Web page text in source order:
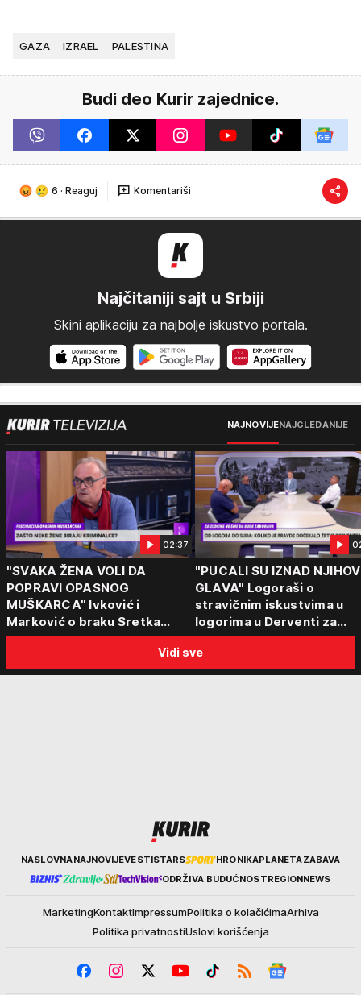
GAZA IZRAEL PALESTINA
Budi deo Kurir zajednice.
6 · Reaguj Komentariši
Najčitaniji sajt u Srbiji
Skini aplikaciju za najbolje iskustvo portala.
NAJNOVIJENAJGLEDANIJE
02:37
"SVAKA ŽENA VOLI DA
POPRAVI OPASNOG
MUŠKARCA" Ivković i
Marković o braku Sretka
Kalinića i fenomenu žena koje
biraju kriminalce: "Neće sa
nekim ko nema para"
"PUCALI SU IZNAD
GLAVA" Logoraši o
stravičnim iskustvima u
logorima u Derventi za
emisiju "Puls Srbije
"Tada je počela velika
tortura..."
Vidi sve
KurirNASLOVNANAJNOVIJEVESTISTARS HRONIKAPLANETAZABAVA
ODRŽIVA BUDUĆNOSTREGIONNEWS
MarketingKontaktImpressumPolitika o kolačićimaArhiva
Politika privatnostiUslovi korišćenja